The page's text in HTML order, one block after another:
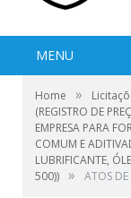
MENU
Home »
(REGISTRO DE
EMPRESA PARA
COMUM E
LUBRIFICANTE,
500)) » ATOS